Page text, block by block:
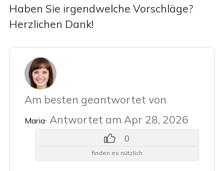
Haben Sie irgendwelche Vorschläge?
Herzlichen Dank!
Am besten geantwortet von
Maria· Antwortet am Apr 28, 2026
0
finden es nützlich